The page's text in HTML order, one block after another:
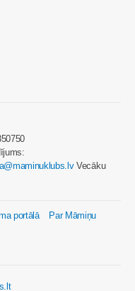
Vecāku
portālā
Par Māmiņu